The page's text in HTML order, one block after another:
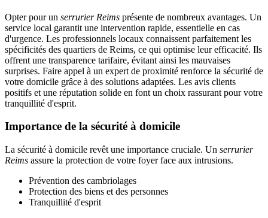
Opter pour un serrurier Reims présente de nombreux avantages. Un
service local garantit une intervention rapide, essentielle en cas
d'urgence. Les professionnels locaux connaissent parfaitement les
spécificités des quartiers de Reims, ce qui optimise leur efficacité. Ils
offrent une transparence tarifaire, évitant ainsi les mauvaises
surprises. Faire appel à un expert de proximité renforce la sécurité de
votre domicile grâce à des solutions adaptées. Les avis clients
positifs et une réputation solide en font un choix rassurant pour votre
tranquillité d'esprit.
Importance de la sécurité à domicile
La sécurité à domicile revêt une importance cruciale. Un serrurier
Reims assure la protection de votre foyer face aux intrusions.
Prévention des cambriolages
Protection des biens et des personnes
Tranquillité d'esprit